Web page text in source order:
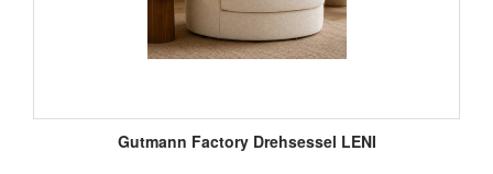
Gutmann Factory Drehsessel LENI